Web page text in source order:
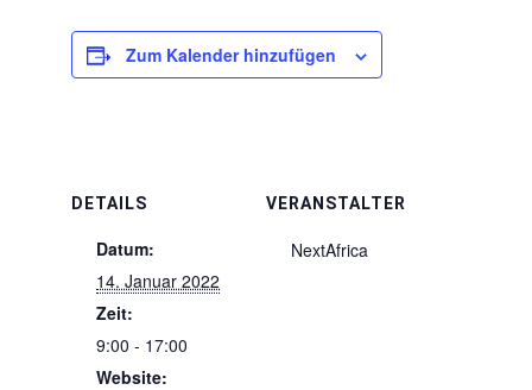
Zum Kalender hinzufügen
DETAILS
Datum:
14. Januar 2022
Zeit:
9:00 - 17:00
Website:
VERANSTALTER
NextAfrica